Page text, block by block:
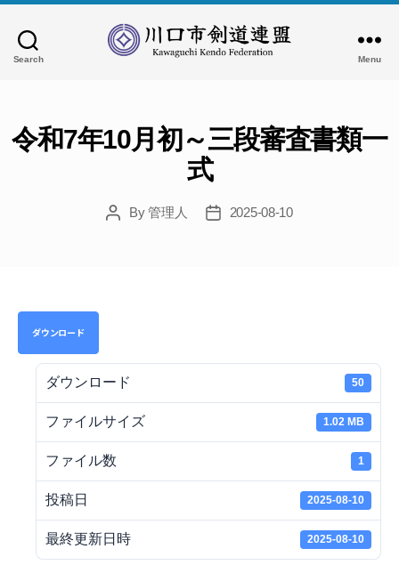
Search
剣
道
連
Menu
令和7年10月初～三段審査書類一
式
PostBy管理人
Post2025-08-10
ダウンロード
ダウンロード 50
ファイルサイズ 1.02 MB
ファイル数 1
投稿日 2025-08-10
最終更新日時 2025-08-10